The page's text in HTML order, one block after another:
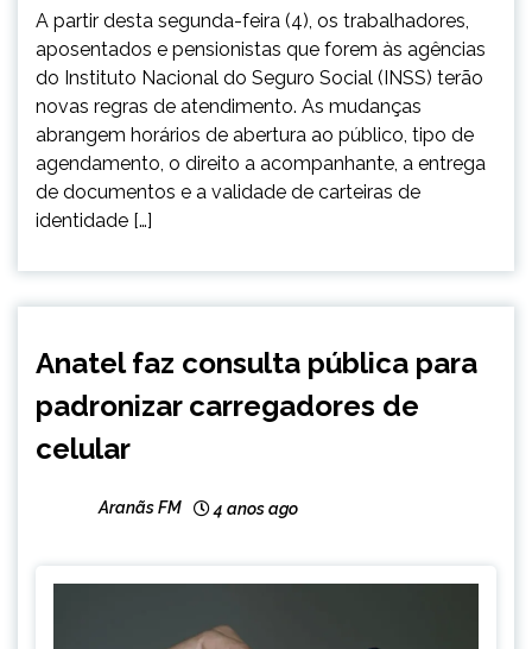
A partir desta segunda-feira (4), os trabalhadores,
aposentados e pensionistas que forem às agências
do Instituto Nacional do Seguro Social (INSS) terão
novas regras de atendimento. As mudanças
abrangem horários de abertura ao público, tipo de
agendamento, o direito a acompanhante, a entrega
de documentos e a validade de carteiras de
identidade […]
NOTÍCIAS
Anatel faz consulta pública para
padronizar carregadores de
celular
Aranãs FM 4 anos ago